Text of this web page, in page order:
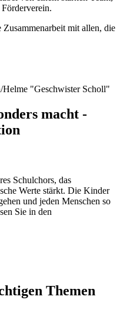
mit allen, die
macht -
Schulchors, das
Werte stärkt. Die Kinder
und jeden Menschen so
Sie in den
Themen